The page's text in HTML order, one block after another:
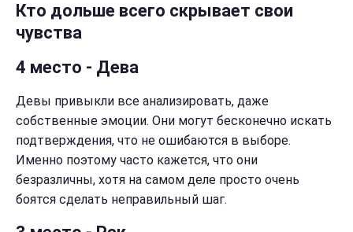
Кто дольше всего скрывает свои
чувства
4 место - Дева
Девы привыкли все анализировать, даже
собственные эмоции. Они могут бесконечно искать
подтверждения, что не ошибаются в выборе.
Именно поэтому часто кажется, что они
безразличны, хотя на самом деле просто очень
боятся сделать неправильный шаг.